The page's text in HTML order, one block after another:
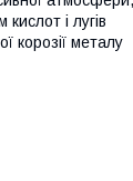
і лугів
корозії металу